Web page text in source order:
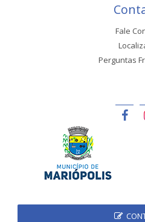
Fale
Perguntas